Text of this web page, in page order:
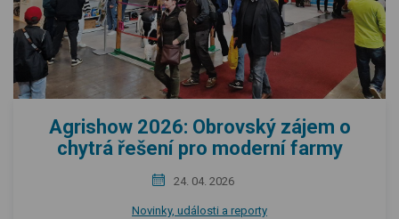
Agrishow 2026: Obrovský zájem o
chytrá řešení pro moderní farmy
24. 04. 2026
Novinky, události a reporty